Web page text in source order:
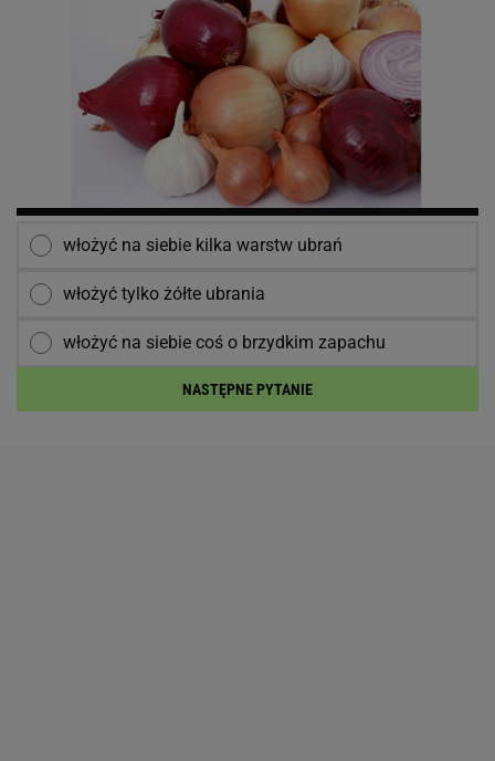
włożyć na siebie kilka warstw ubrań
włożyć tylko żółte ubrania
włożyć na siebie coś o brzydkim zapachu
NASTĘPNE PYTANIE